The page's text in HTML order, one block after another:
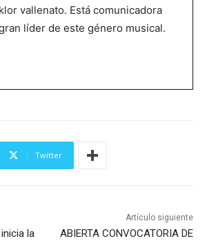
vallenato. Está comunicadora
líder de este género musical.
Twitter
la
Artículo siguiente
ABIERTA CONVOCATORIA DE